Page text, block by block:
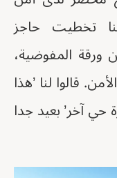
تخطيت حاجز
ورقة المفوضية،
قالوا لنا ’هذا
حي آخر’ بعيد جدا